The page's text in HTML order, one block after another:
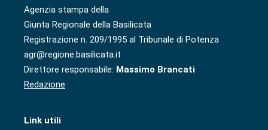
Agenzia stampa della
Giunta Regionale della Basilicata
Registrazione n. 209/1995 al Tribunale di Potenza
agr@regione.basilicata.it
Direttore responsabile: Massimo Brancati
Redazione
Link utili